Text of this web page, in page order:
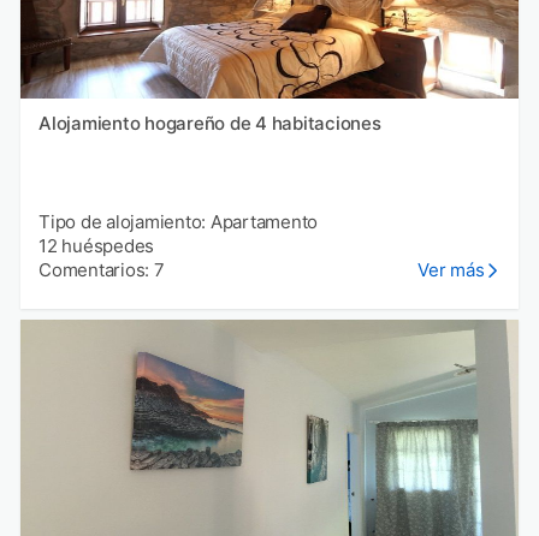
Alojamiento hogareño de 4 habitaciones
Tipo de alojamiento: Apartamento
12 huéspedes
Comentarios: 7
Ver más